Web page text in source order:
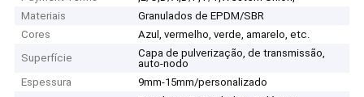
Materiais
Granulados de EPDM/SBR
Cores
Azul, vermelho, verde, amarelo, etc.
Superfície
Capa de pulverização, de transmissão,
auto-nodo
Espessura
9mm-15mm/personalizado